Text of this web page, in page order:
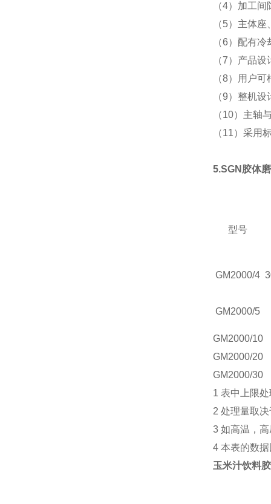
（4）加工
（5）主体
（6）配有
（7）产品
（8）用户
（9）整机
（10）主轴
（11）采用
5.SGN胶体
型号
GM2000/4
GM2000/5
GM2000/10
GM2000/20
GM2000/30
1 表中上限
2 处理量取
3 如高温，
4 本表的数
玉米汁饮料